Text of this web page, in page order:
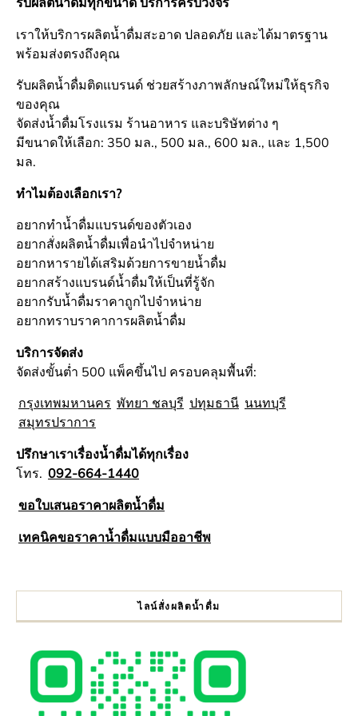
เราให้บริการผลิตน้ำดื่มสะอาด ปลอดภัย และได้มาตรฐาน
พร้อมส่งตรงถึงคุณ
รับผลิตน้ำดื่มติดแบรนด์ ช่วยสร้างภาพลักษณ์ใหม่ให้ธุรกิจ
ของคุณ
จัดส่งน้ำดื่มโรงแรม ร้านอาหาร และบริษัทต่าง ๆ
มีขนาดให้เลือก: 350 มล., 500 มล., 600 มล., และ 1,500
มล.
ทำไมต้องเลือกเรา?
อยากทำน้ำดื่มแบรนด์ของตัวเอง
อยากสั่งผลิตน้ำดื่มเพื่อนำไปจำหน่าย
อยากหารายได้เสริมด้วยการขายน้ำดื่ม
อยากสร้างแบรนด์น้ำดื่มให้เป็นที่รู้จัก
อยากรับน้ำดื่มราคาถูกไปจำหน่าย
อยากทราบราคาการผลิตน้ำดื่ม
บริการจัดส่ง
จัดส่งขั้นต่ำ 500 แพ็คขึ้นไป ครอบคลุมพื้นที่:
กรุงเทพมหานคร พัทยา ชลบุรี ปทุมธานี นนทบุรี
สมุทรปราการ
ปรึกษาเราเรื่องน้ำดื่มได้ทุกเรื่อง
โทร. 092-664-1440
ขอใบเสนอราคาผลิตน้ำดื่ม
เทคนิคขอราคาน้ำดื่มแบบมืออาชีพ
ไลน์สั่งผลิตน้ำดื่ม